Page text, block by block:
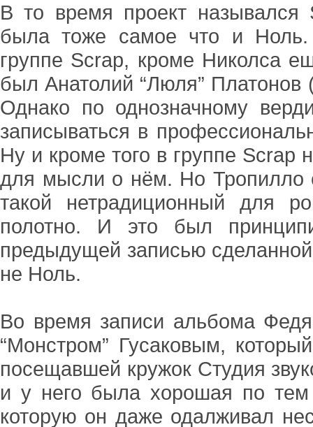
В то время проект
была тоже самое что и
группе Scrap, кроме Николса
был Анатолий “Люля”
Однако по однозначному
записываться в
Ну и кроме того в группе
для мысли о нём. Но Тропилло
такой нетрадиционный для
полотно. И это был
предыдущей записью
не Ноль.
Во время записи альбома
“Монстром” Гусаковым,
посещавшей кружок Студия
и у него была хорошая по тем
которую он даже одалживал